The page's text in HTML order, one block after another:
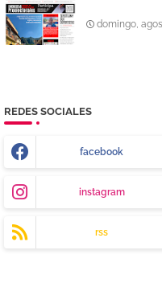
domingo,
REDES SOCIALES
facebook
instagram
rss